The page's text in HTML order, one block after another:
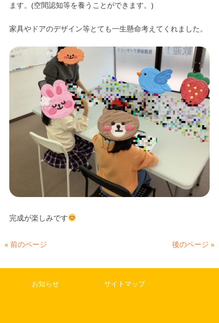
ます。(空間認知等を養うことができます。)
家具やドアのデザイン等とても一生懸命考えてくれました。
完成が楽しみです
« 前のページ 後のページ »
お知らせ サイトマップ